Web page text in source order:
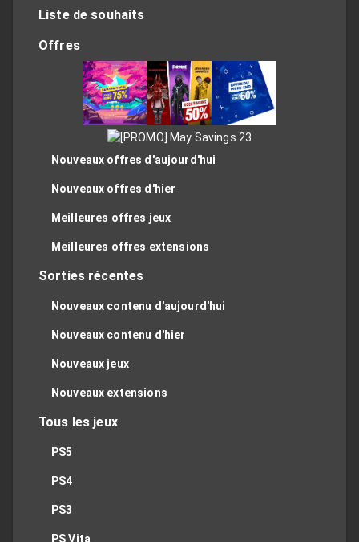
Liste de souhaits
Offres
Nouveaux offres d'aujourd'hui
Nouveaux offres d'hier
Meilleures offres jeux
Meilleures offres extensions
Sorties récentes
Nouveaux contenu d'aujourd'hui
Nouveaux contenu d'hier
Nouveaux jeux
Nouveaux extensions
Tous les jeux
PS5
PS4
PS3
PS Vita